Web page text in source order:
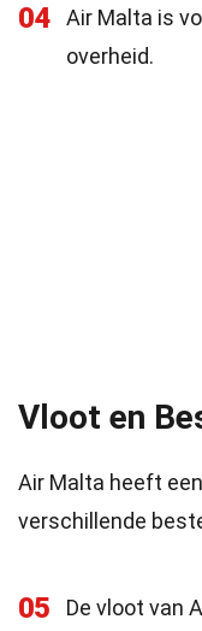
04
Air Malta is
overheid.
Vloot en
Air Malta heeft
verschillende
05
De vloot van